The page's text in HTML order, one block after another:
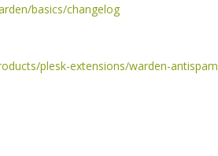
basics/changelog
plesk-extensions/warden-